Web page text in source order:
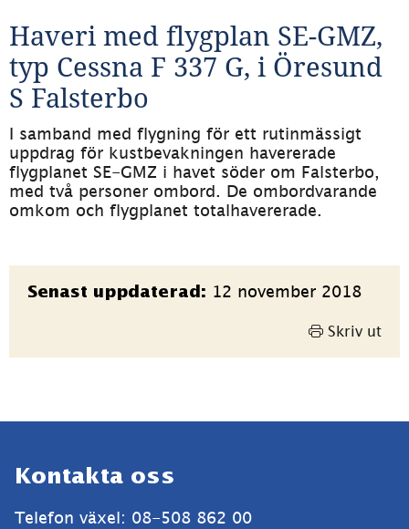
Haveri med flygplan SE-GMZ,
typ Cessna F 337 G, i Öresund
S Falsterbo
I samband med flygning för ett rutinmässigt
uppdrag för kustbevakningen havererade
flygplanet SE-GMZ i havet söder om Falsterbo,
med två personer ombord. De ombordvarande
omkom och flygplanet totalhavererade.
Sidinformation
Senast uppdaterad: 12 november 2018
Skriv ut
Kontakta oss
Telefon växel: 08-508 862 00